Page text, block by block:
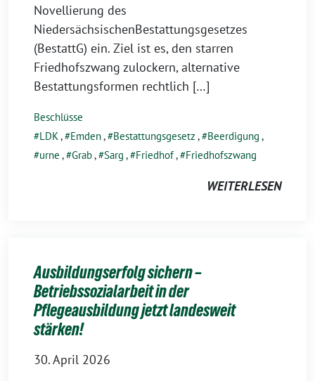
Novellierung des
NiedersächsischenBestattungsgesetzes
(BestattG) ein. Ziel ist es, den starren
Friedhofszwang zulockern, alternative
Bestattungsformen rechtlich […]
Beschlüsse
LDK, Emden, Bestattungsgesetz , Beerdigung ,
urne , Grab, Sarg , Friedhof, Friedhofszwang
WEITERLESEN
Ausbildungserfolg sichern –
Betriebssozialarbeit in der
Pflegeausbildung jetzt landesweit
stärken!
30. April 2026